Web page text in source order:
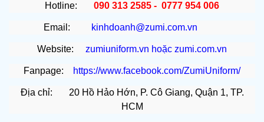
Hotline: 090 313 2585 - 0777 954 006
Email: kinhdoanh@zumi.com.vn
Website: zumiuniform.vn hoặc zumi.com.vn
Fanpage: https://www.facebook.com/ZumiUniform/
Địa chỉ: 20 Hồ Hảo Hớn, P. Cô Giang, Quận 1, TP.
HCM